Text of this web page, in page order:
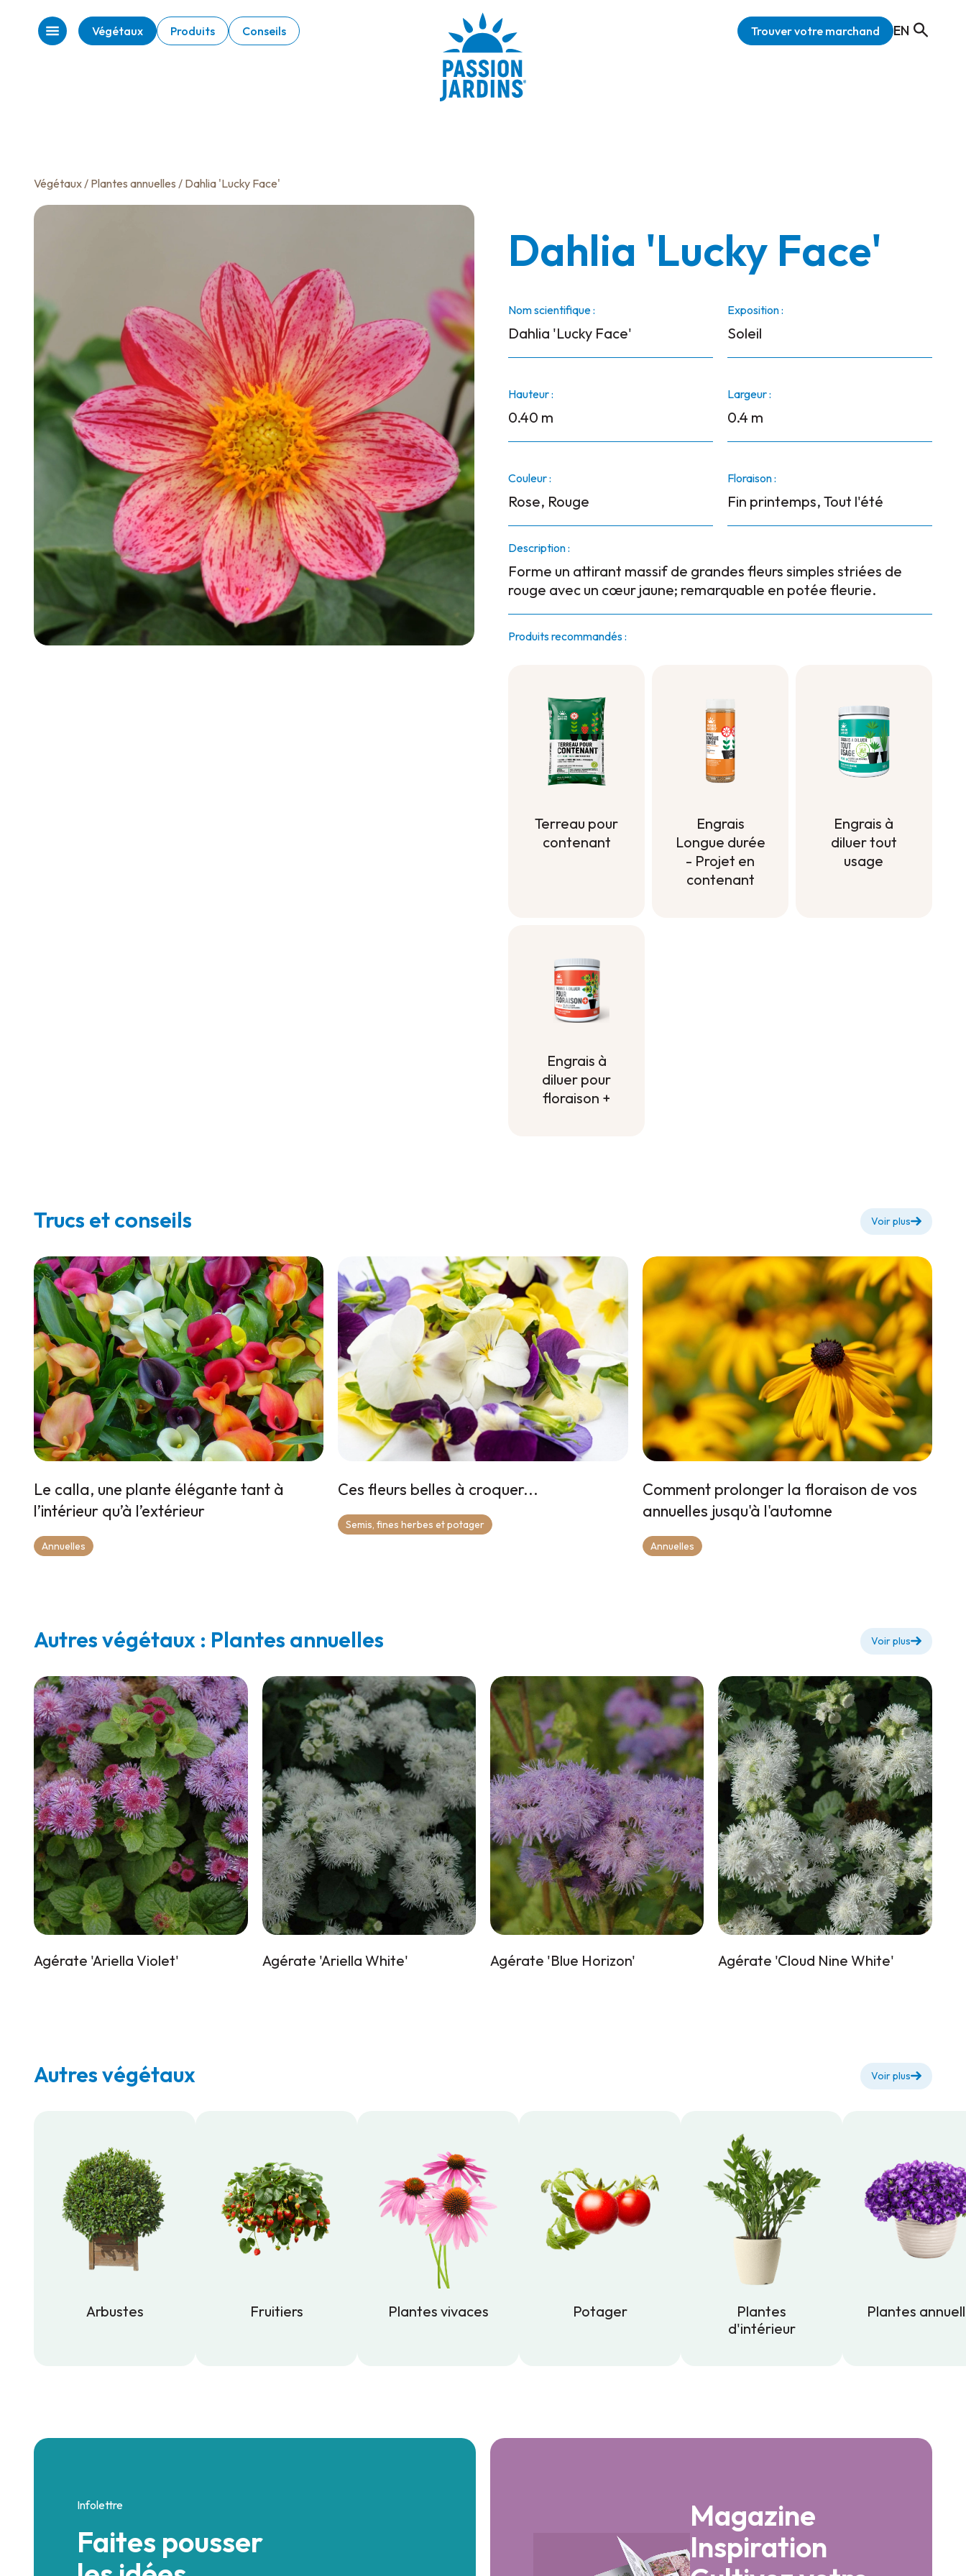
Végétaux Produits Conseils Trouver votre marchand EN
Végétaux/ Plantes annuelles / Dahlia 'Lucky Face'
Dahlia 'Lucky Face'
Nom scientifique :
Dahlia 'Lucky Face'
Exposition :
Soleil
Hauteur :
0.40 m
Largeur :
0.4 m
Couleur :
Rose, Rouge
Floraison :
Fin printemps, Tout l'été
Description :
Forme un attirant massif de grandes fleurs simples striées de
rouge avec un cœur jaune; remarquable en potée fleurie.
Produits recommandés :
Terreau pour
contenant
Engrais
Longue durée
- Projet en
contenant
Engrais à
diluer tout
usage
Engrais à
diluer pour
floraison +
Trucs et conseils Voir plus
Le calla, une plante élégante tant à
l’intérieur qu’à l’extérieur
Annuelles
Ces fleurs belles à croquer...
Semis, fines herbes et potager
Comment prolonger la floraison de vos
annuelles jusqu'à l'automne
Annuelles
Autres végétaux : Plantes annuelles Voir plus
Agérate 'Ariella Violet' Agérate 'Ariella White' Agérate 'Blue Horizon' Agérate 'Cloud Nine White'
Autres végétaux Voir plus
Arbustes
Fruitiers
Plantes vivaces
Potager
Plantes
d'intérieur
Plantes
Infolettre
Faites pousser
Magazine
Inspiration